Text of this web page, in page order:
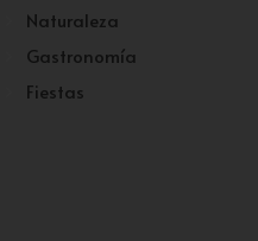
Naturaleza
Gastronomía
Fiestas